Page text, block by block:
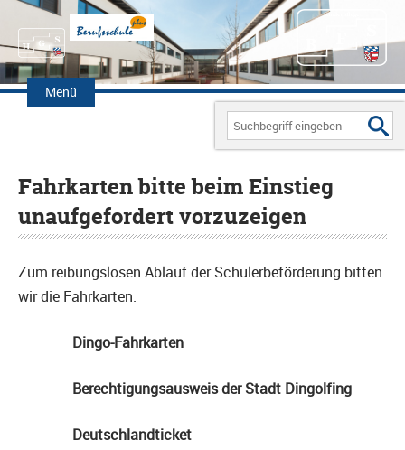
Menü
Zum
Inhalt
Search
for:
Fahrkarten bitte beim Einstieg
unaufgefordert vorzuzeigen
Zum reibungslosen Ablauf der Schülerbeförderung bitten
wir die Fahrkarten:
Dingo-Fahrkarten
Berechtigungsausweis der Stadt Dingolfing
Deutschlandticket